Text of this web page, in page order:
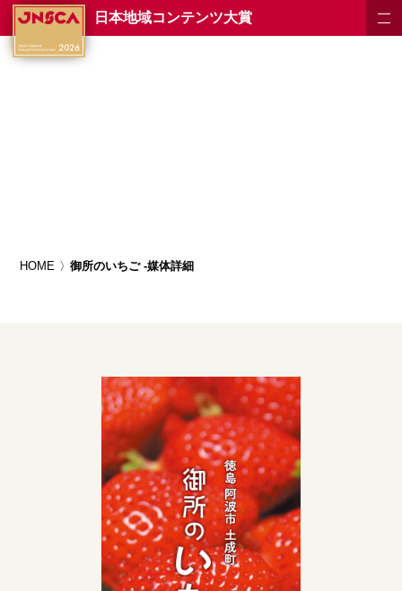
日本地域コンテンツ大賞
HOME 御所のいちご -媒体詳細